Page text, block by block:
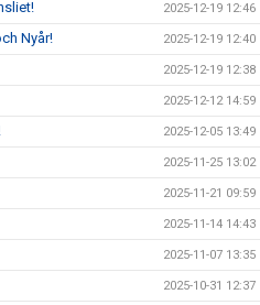
2025-12-19 12:46
Nyår! 2025-12-19 12:40
2025-12-19 12:38
2025-12-12 14:59
2025-12-05 13:49
2025-11-25 13:02
2025-11-21 09:59
2025-11-14 14:43
2025-11-07 13:35
2025-10-31 12:37